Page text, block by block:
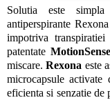
Solutia este
antiperspirante
impotriva
patentate MotionSense
miscare.Rexona este
microcapsule activate
eficienta si senzatie